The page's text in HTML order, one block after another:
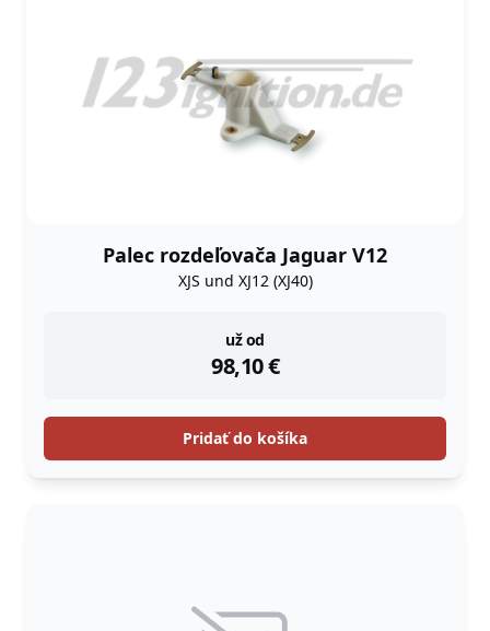
Palec rozdeľovača Jaguar V12
XJS und XJ12 (XJ40)
už od
98,10€
instock
Pridať do košíka